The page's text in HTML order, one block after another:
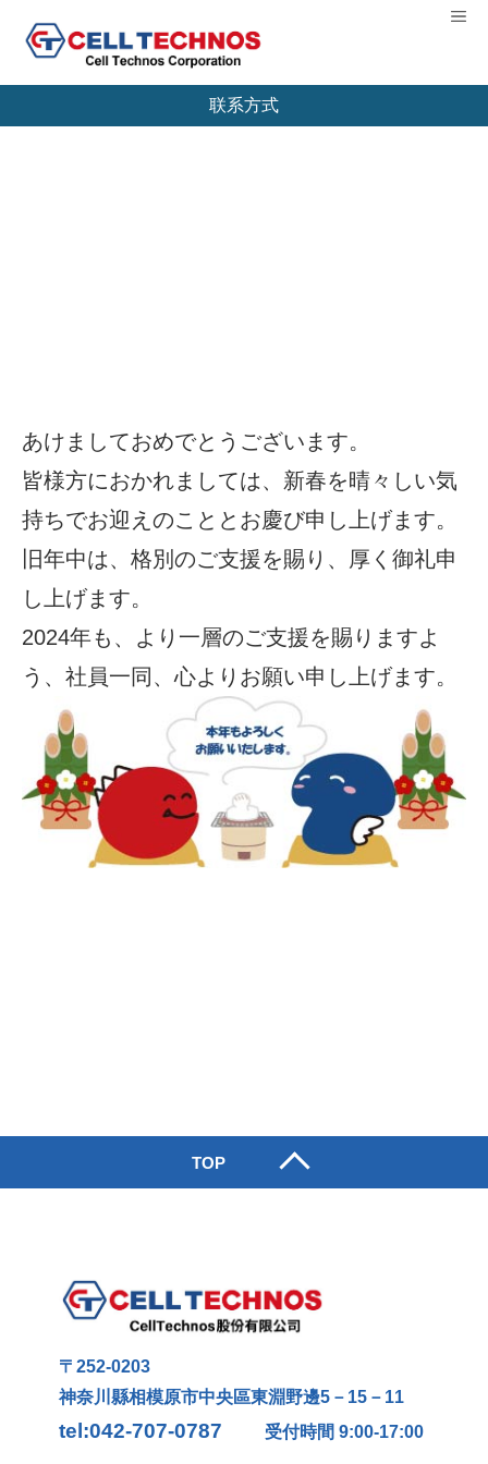
联系方式
【扭矩测量机制造商】CELL TECHNOS股份有
限公司
あけましておめでとうございます。
皆様方におかれましては、新春を晴々しい気
持ちでお迎えのこととお慶び申し上げます。
旧年中は、格別のご支援を賜り、厚く御礼申
し上げます。
2024年も、より一層のご支援を賜りますよ
う、社員一同、心よりお願い申し上げます。
TOP
〒252-0203
神奈川縣相模原市中央區東淵野邊5－15－11
tel:042-707-0787 受付時間 9:00-17:00